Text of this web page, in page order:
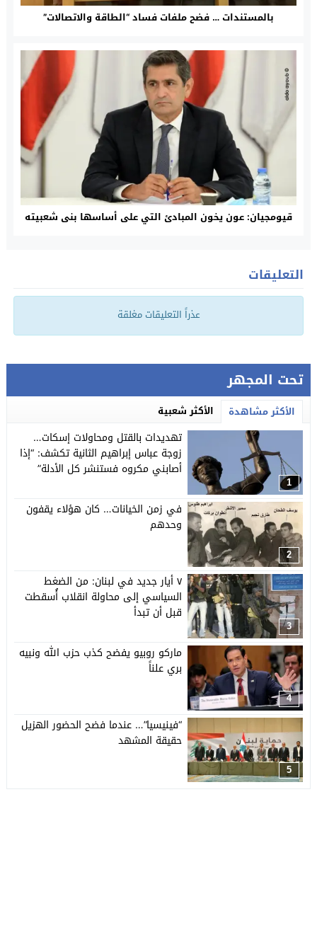
بالمستندات … فضح ملفات فساد “الطاقة والاتصالات”
قيومجيان: عون يخون المبادئ التي على أساسها بنى شعبيته
التعليقات
عذراً التعليقات مغلقة
تحت المجهر
الأكثر مشاهدة الأكثر شعبية
1
تهديدات بالقتل ومحاولات إسكات…
زوجة عباس إبراهيم الثانية تكشف: “إذا
أصابني مكروه فستنشر كل الأدلة”
2
في زمن الخيانات… كان هؤلاء يقفون
وحدهم
3
٧ أيار جديد في لبنان: من الضغط
السياسي إلى محاولة انقلاب أُسقطت
قبل أن تبدأ
4
ماركو روبيو يفضح كذب حزب الله ونبيه
بري علناً
5
“فينيسيا”… عندما فضح الحضور الهزيل
حقيقة المشهد